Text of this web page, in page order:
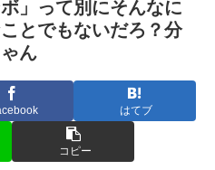
」って別にそんなに
とでもないだろ？分
ん
はてブ
コピー